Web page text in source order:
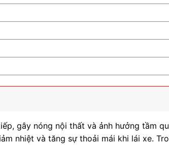
gây nóng nội thất và ảnh hưởng tầm
nhiệt và tăng sự thoải mái khi lái xe.